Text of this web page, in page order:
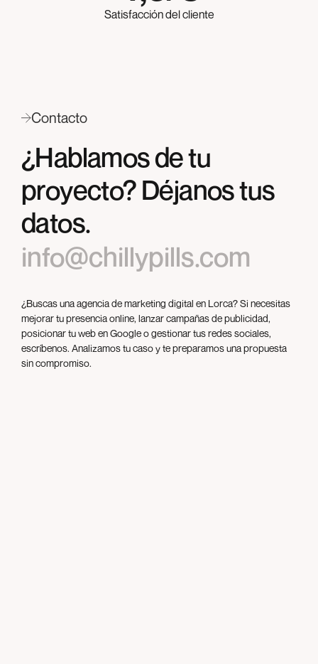
Satisfacción del cliente
Contacto
¿Hablamos de tu
proyecto? Déjanos tus
datos.
info@chillypills.com
¿Buscas una agencia de marketing digital en Lorca? Si necesitas
mejorar tu presencia online, lanzar campañas de publicidad,
posicionar tu web en Google o gestionar tus redes sociales,
escríbenos. Analizamos tu caso y te preparamos una propuesta
sin compromiso.